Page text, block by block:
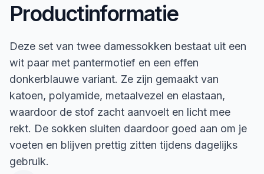
Productinformatie
Deze set van twee damessokken bestaat uit een
wit paar met pantermotief en een effen
donkerblauwe variant. Ze zijn gemaakt van
katoen, polyamide, metaalvezel en elastaan,
waardoor de stof zacht aanvoelt en licht mee
rekt. De sokken sluiten daardoor goed aan om je
voeten en blijven prettig zitten tijdens dagelijks
gebruik.